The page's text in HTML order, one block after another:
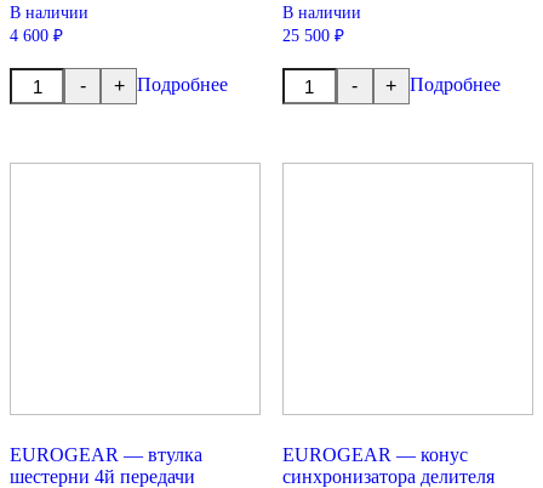
В наличии
4 600 ₽
-
Количество
товара
+ Подробнее
В наличии
25 500 ₽
-
Количество
товара
+ Подробнее
EUROGEAR — втулка
шестерни 4й передачи
EUROGEAR — конус
синхронизатора делителя